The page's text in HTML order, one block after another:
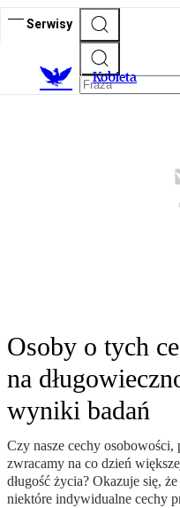
Serwisy
Kobieta
Osoby o tych
na
wyniki badań
Czy nasze cechy osobowości,
zwracamy na co dzień
długość życia? Okazuje się,
niektóre indywidualne cechy